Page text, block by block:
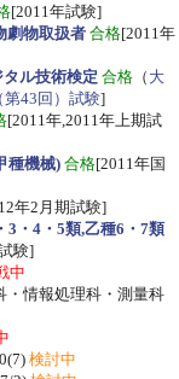
[2011年試験]
劇物取扱者 合格[2011年
ル技術検定 合格 （ 大
第43回）試験]
[2011年,2011年上期試
種機械) 合格[2011年国
年2月期試験]
3・4・5類,乙種6・7類
験]
中
・情報処理科・測量科
検討中